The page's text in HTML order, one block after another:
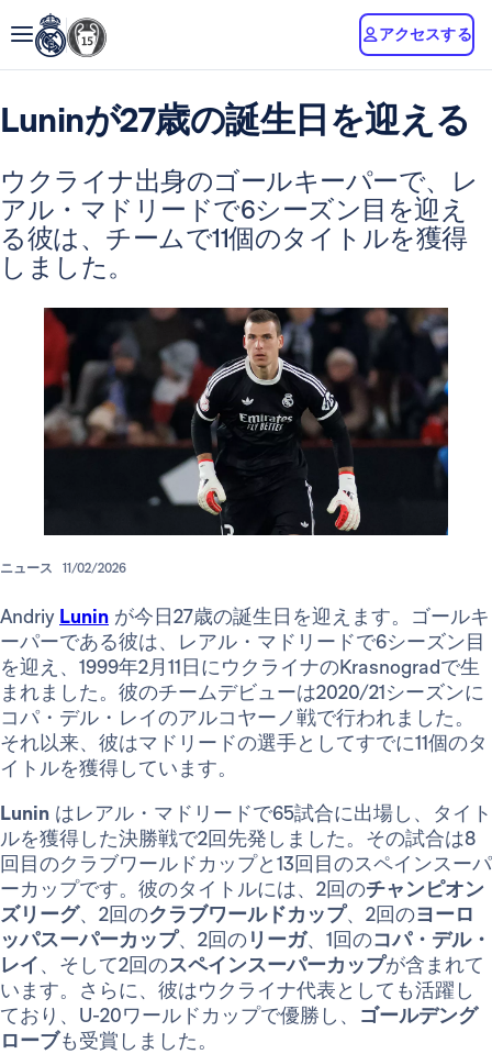
アクセスする
Luninが27歳の誕生日を迎える
ウクライナ出身のゴールキーパーで、レ
アル・マドリードで6シーズン目を迎え
る彼は、チームで11個のタイトルを獲得
しました。
ニュース 11/02/2026
Andriy Lunin が今日27歳の誕生日を迎えます。ゴールキ
ーパーである彼は、レアル・マドリードで6シーズン目
を迎え、1999年2月11日にウクライナのKrasnogradで生
まれました。彼のチームデビューは2020/21シーズンに
コパ・デル・レイのアルコヤーノ戦で行われました。
それ以来、彼はマドリードの選手としてすでに11個のタ
イトルを獲得しています。
Lunin はレアル・マドリードで65試合に出場し、タイト
ルを獲得した決勝戦で2回先発しました。その試合は8
回目のクラブワールドカップと13回目のスペインスーパ
ーカップです。彼のタイトルには、2回のチャンピオン
ズリーグ、2回のクラブワールドカップ、2回のヨーロ
ッパスーパーカップ、2回のリーガ、1回のコパ・デル・
レイ、そして2回のスペインスーパーカップが含まれて
います。さらに、彼はウクライナ代表としても活躍し
ており、U-20ワールドカップで優勝し、 ゴールデング
ローブも受賞しました。